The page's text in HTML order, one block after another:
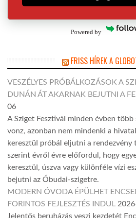
Powered by
FRISS HÍREK A
VESZÉLYES PRÓBÁLKOZÁSOK A
DUNÁN ÁT AKARNAK BEJUTNI A
06
A Sziget Fesztivál minden évben
vonz, azonban nem mindenki a
keresztül próbál eljutni a rendezvény
szerint évről évre előfordul, hogy
keresztül, úszva vagy különféle vízi
bejutni az Óbudai-szigetre.
MODERN ÓVODA ÉPÜLHET
FORINTOS FEJLESZTÉS INDUL
Jelentős beruházás veszi kezdetét